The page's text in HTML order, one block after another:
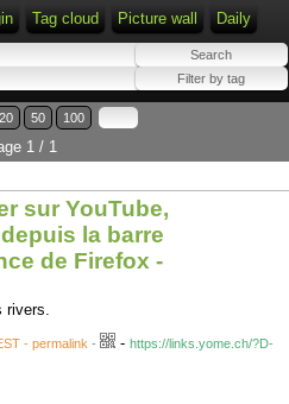
Tag cloud Picture wall Daily
20 50 100
1 / 1
sur YouTube,
la barre
de Firefox -
rivers.
- permalink - - https://links.yome.ch/?D-